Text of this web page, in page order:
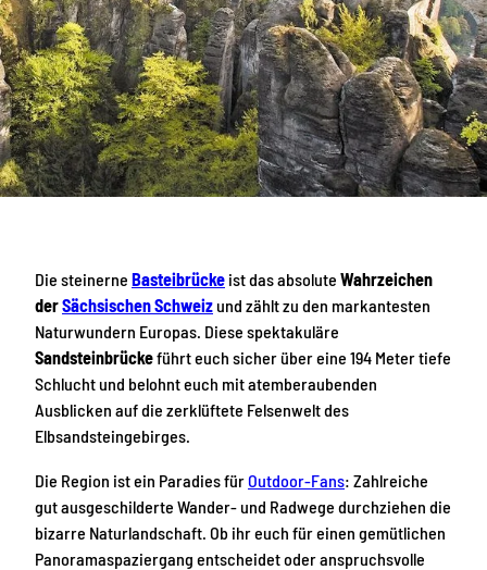
Die steinerne Basteibrücke ist das absolute Wahrzeichen
derSächsischen Schweizund zählt zu den markantesten
Naturwundern Europas. Diese spektakuläre
Sandsteinbrückeführt euch sicher über eine 194 Meter tiefe
Schlucht und belohnt euch mit atemberaubenden
Ausblicken auf die zerklüftete Felsenwelt des
Elbsandsteingebirges.
Die Region ist ein Paradies fürOutdoor-Fans: Zahlreiche
gut ausgeschilderte Wander- und Radwege durchziehen die
bizarre Naturlandschaft. Ob ihr euch für einen gemütlichen
Panoramaspaziergang entscheidet oder anspruchsvolle